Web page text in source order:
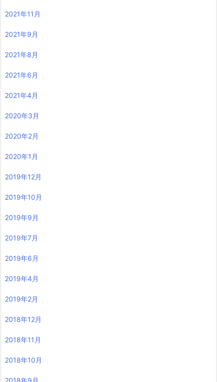
2021年11月
2021年9月
2021年8月
2021年6月
2021年4月
2020年3月
2020年2月
2020年1月
2019年12月
2019年10月
2019年9月
2019年7月
2019年6月
2019年4月
2019年2月
2018年12月
2018年11月
2018年10月
2018年9月